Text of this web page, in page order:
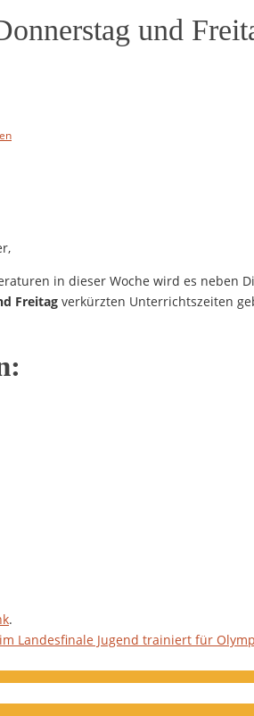
und
in dieser Woche wird es neben
Freitag verkürzten Unterrichtszeiten
.
Landesfinale Jugend trainiert für